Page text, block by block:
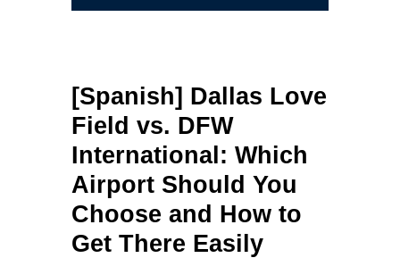
[Spanish] Dallas Love
Field vs. DFW
International: Which
Airport Should You
Choose and How to
Get There Easily